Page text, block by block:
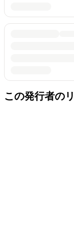
この発行者の